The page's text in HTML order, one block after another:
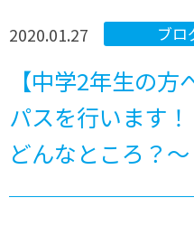
ブロ
2020.01.27
【中学2年生の
パスを行います
どんなところ？～